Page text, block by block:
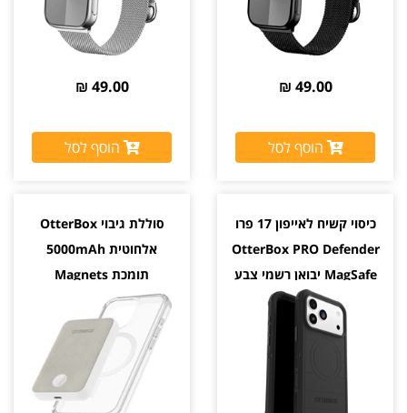
49.00 ₪
הוסף לסל
49.00 ₪
הוסף לסל
כיסוי קשיח לאייפון 17 פרו
OtterBox PRO Defender
MagSafe יבואן רשמי צבע
שחור
סוללת גיבוי OtterBox
אלחוטית 5000mAh
תומכת Magnets
MagSafe בהצמדה לכיסוי
צבע לבן יבואן רשמי